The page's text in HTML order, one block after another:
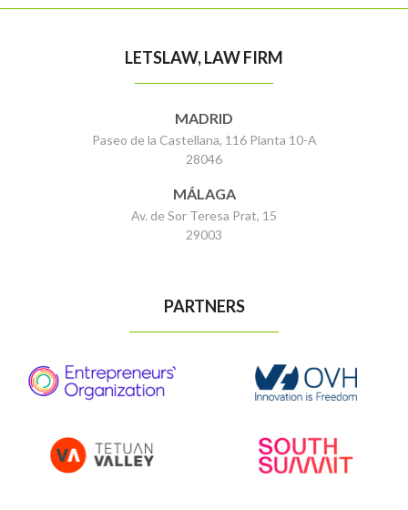
LETSLAW, LAW FIRM
MADRID
Paseo de la Castellana, 116 Planta 10-A
28046
MÁLAGA
Av. de Sor Teresa Prat, 15
29003
PARTNERS